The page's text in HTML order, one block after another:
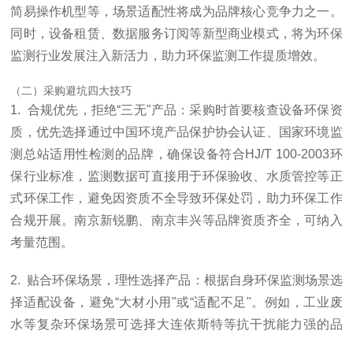
简易操作机型等，场景适配性将成为品牌核心竞争力之一。
同时，设备租赁、数据服务订阅等新型商业模式，将为环保
监测行业发展注入新活力，助力环保监测工作提质增效。
（二）采购避坑四大技巧
1. 合规优先，拒绝“三无"产品：采购时首要核查设备环保资
质，优先选择通过中国环境产品保护协会认证、国家环境监
测总站适用性检测的品牌，确保设备符合HJ/T 100-2003环
保行业标准，监测数据可直接用于环保验收、水质管控等正
式环保工作，避免因资质不全导致环保处罚，助力环保工作
合规开展。南京新锐鹏、南京丰兴等品牌资质齐全，可纳入
考量范围。
2. 贴合环保场景，理性选择产品：根据自身环保监测场景选
择适配设备，避免“大材小用"或“适配不足"。例如，工业废
水等复杂环保场景可选择大连依斯特等抗干扰能力强的品